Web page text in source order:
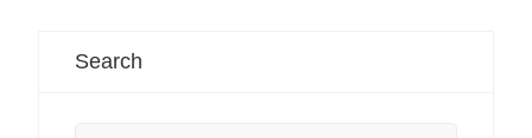
Search